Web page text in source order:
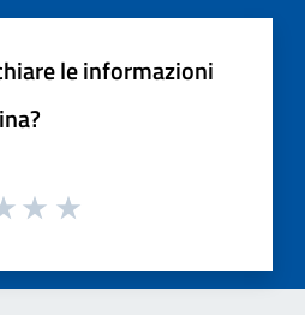
le informazioni